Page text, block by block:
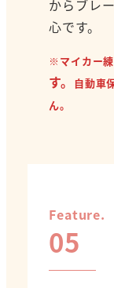
からブレ
心です。
※マイカー
す。
自動車
ん。
Feature.
05